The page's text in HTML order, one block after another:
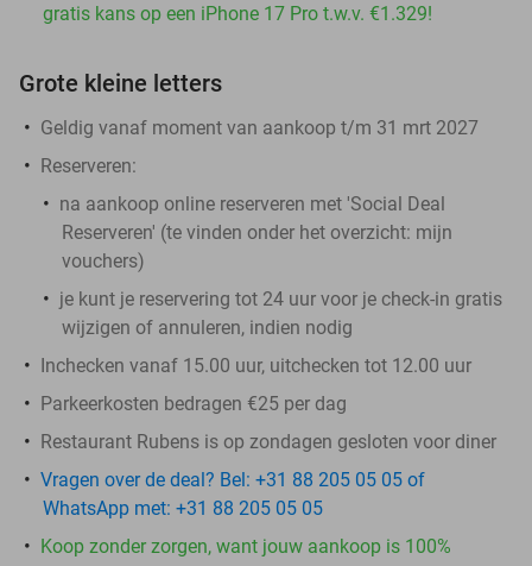
gratis kans op een iPhone 17 Pro t.w.v. €1.329!
Grote kleine letters
Geldig vanaf moment van aankoop t/m 31 mrt 2027
Reserveren:
na aankoop online reserveren met 'Social Deal
Reserveren' (te vinden onder het overzicht: mijn
vouchers)
je kunt je reservering tot 24 uur voor je check-in gratis
wijzigen of annuleren, indien nodig
Inchecken vanaf 15.00 uur, uitchecken tot 12.00 uur
Parkeerkosten bedragen €25 per dag
Restaurant Rubens is op zondagen gesloten voor diner
Vragen over de deal? Bel: +31 88 205 05 05 of
WhatsApp met: +31 88 205 05 05
Koop zonder zorgen, want jouw aankoop is 100%